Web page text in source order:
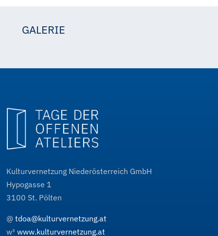
GALERIE
Kulturvernetzung Niederösterreich GmbH
Hypogasse 1
3100 St. Pölten
@tdoa@kulturvernetzung.at
w³www.kulturvernetzung.at